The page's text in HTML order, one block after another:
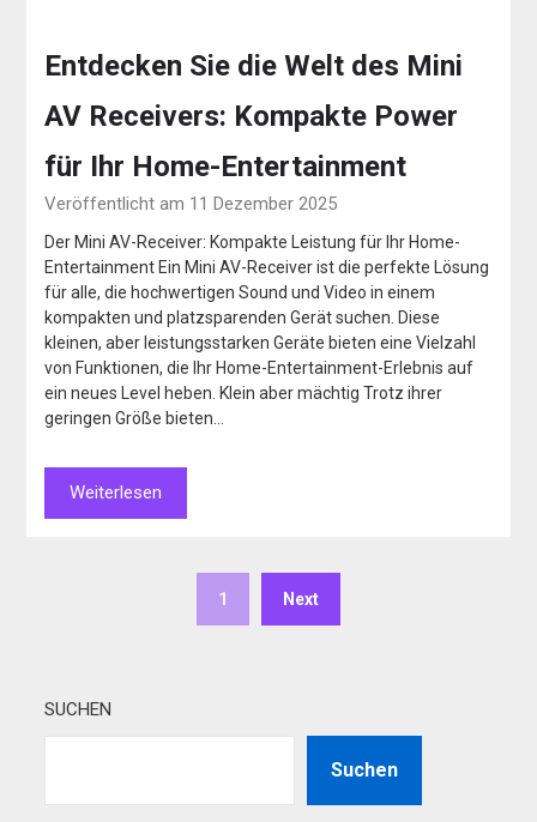
Entdecken Sie die Welt des Mini
AV Receivers: Kompakte Power
für Ihr Home-Entertainment
Veröffentlicht am 11 Dezember 2025
Der Mini AV-Receiver: Kompakte Leistung für Ihr Home-
Entertainment Ein Mini AV-Receiver ist die perfekte Lösung
für alle, die hochwertigen Sound und Video in einem
kompakten und platzsparenden Gerät suchen. Diese
kleinen, aber leistungsstarken Geräte bieten eine Vielzahl
von Funktionen, die Ihr Home-Entertainment-Erlebnis auf
ein neues Level heben. Klein aber mächtig Trotz ihrer
geringen Größe bieten…
Weiterlesen
1 Next
SUCHEN
Suchen